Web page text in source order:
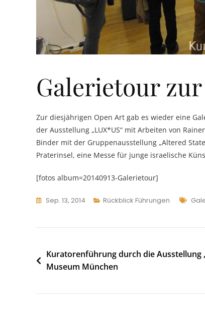
Galerietour
Zur diesjährigen Open Art gab es wieder eine
der Ausstellung „LUX*US“ mit Arbeiten von
Binder mit der Gruppenausstellung „Altered
Praterinsel, eine Messe für junge israelische
[fotos album=20140913-Galerietour]
Sep. 13, 2014 Rückblick Führungen
Beitragsnavigation
Kuratorenführung durch die Ausstellung
Museum München